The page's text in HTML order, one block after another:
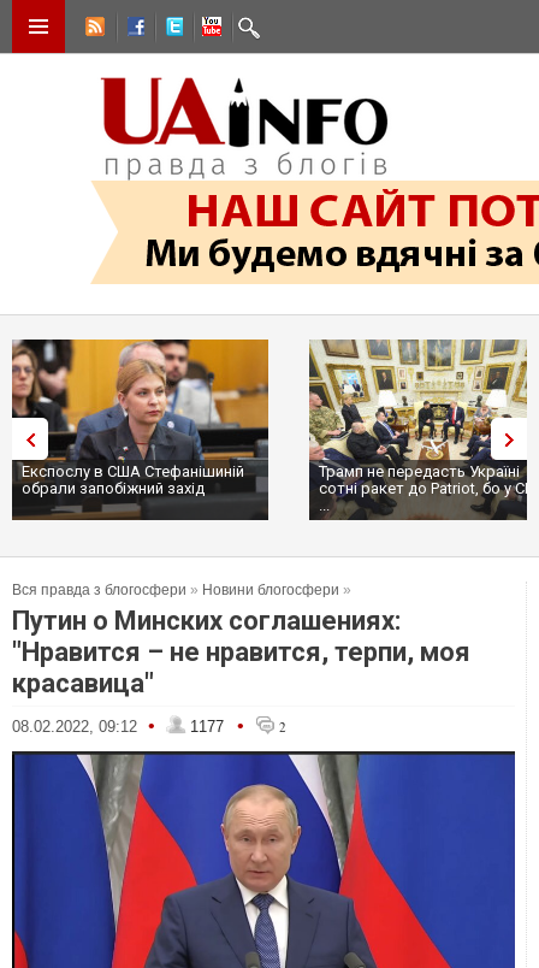
Експослу в США Стефанішиній
обрали запобіжний захід
Трамп не передасть Україні
сотні ракет до Patriot, бо у
...
Вся правда з блогосфери » Новини блогосфери »
Путин о Минских соглашениях:
"Нравится – не нравится, терпи, моя
красавица"
08.02.2022, 09:12 • 1177 • 2